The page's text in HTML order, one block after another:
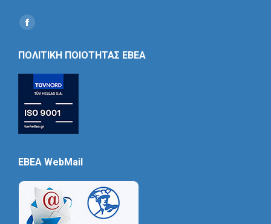
Find us on:
Social
ΠΟΛΙΤΙΚΗ ΠΟΙΟΤΗΤΑΣ ΕΒΕΑ
EBEA WebMail